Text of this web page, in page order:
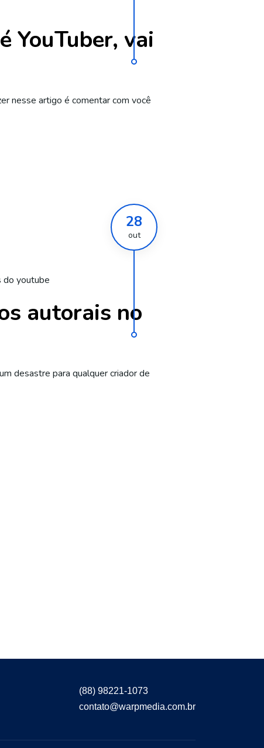
YouTuber, vai
nesse artigo é comentar com você
28
out
do youtube
autorais no
desastre para qualquer criador de
(88) 98221-1073
contato@warpmedia.com.br